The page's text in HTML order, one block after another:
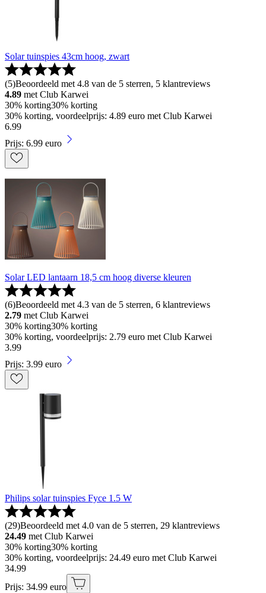
Solar tuinspies 43cm hoog, zwart
(5)Beoordeeld met 4.8 van de 5 sterren, 5 klantreviews
4.89 met Club Karwei
30% korting30% korting
30% korting, voordeelprijs: 4.89 euro met Club Karwei
6.99
Prijs: 6.99 euro
Solar LED lantaarn 18,5 cm hoog diverse kleuren
(6)Beoordeeld met 4.3 van de 5 sterren, 6 klantreviews
2.79 met Club Karwei
30% korting30% korting
30% korting, voordeelprijs: 2.79 euro met Club Karwei
3.99
Prijs: 3.99 euro
Philips solar tuinspies Fyce 1.5 W
(29)Beoordeeld met 4.0 van de 5 sterren, 29 klantreviews
24.49 met Club Karwei
30% korting30% korting
30% korting, voordeelprijs: 24.49 euro met Club Karwei
34.99
Prijs: 34.99 euro